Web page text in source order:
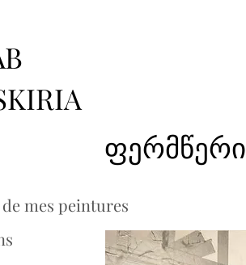
KIRIA
mes peintures
ფერმწერი